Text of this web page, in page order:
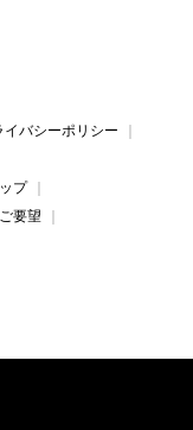
イバシーポリシー
プ
要望